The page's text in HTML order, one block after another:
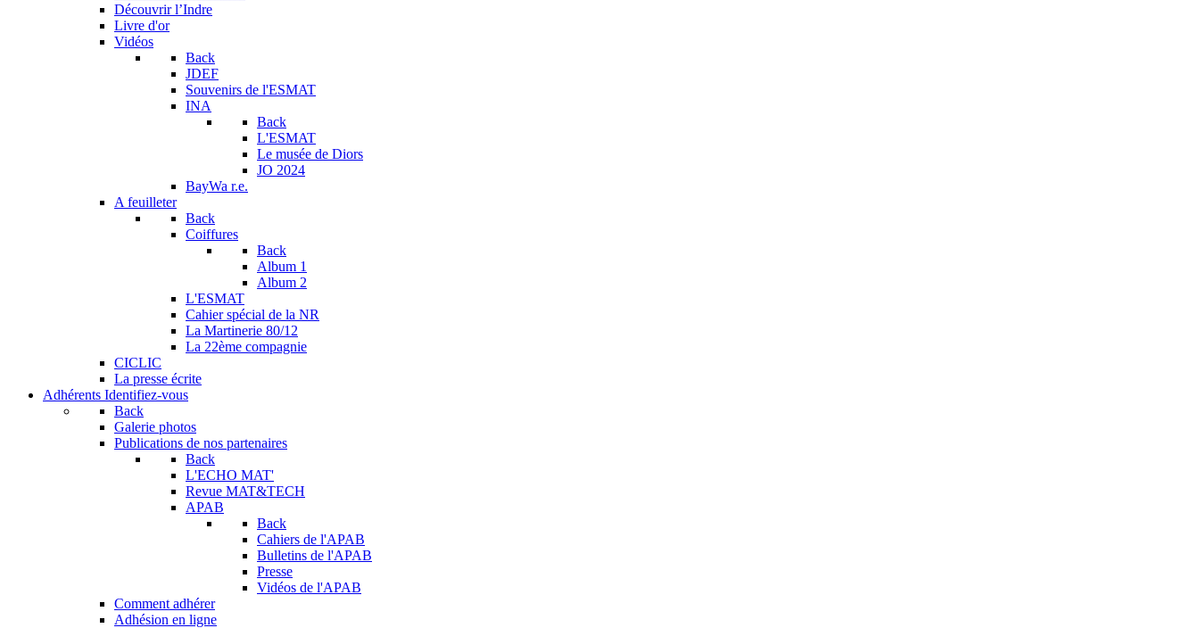
Découvrir l’Indre
Livre d'or
Vidéos
Back
JDEF
Souvenirs de l'ESMAT
INA
Back
L'ESMAT
Le musée de Diors
JO 2024
BayWa r.e.
A feuilleter
Back
Coiffures
Back
Album 1
Album 2
L'ESMAT
Cahier spécial de la NR
La Martinerie 80/12
La 22ème compagnie
CICLIC
La presse écrite
Adhérents Identifiez-vous
Back
Galerie photos
Publications de nos partenaires
Back
L'ECHO MAT'
Revue MAT&TECH
APAB
Back
Cahiers de l'APAB
Bulletins de l'APAB
Presse
Vidéos de l'APAB
Comment adhérer
Adhésion en ligne